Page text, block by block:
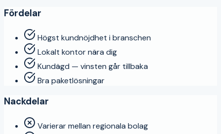
Fördelar
Högst kundnöjdhet i branschen
Lokalt kontor nära dig
Kundägd — vinsten går tillbaka
Bra paketlösningar
Nackdelar
Varierar mellan regionala bolag